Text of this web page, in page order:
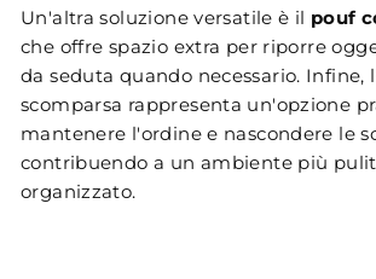
Un'altra soluzione versatile è il pouf
che offre spazio extra per riporre
da seduta quando necessario. Infine,
scomparsa rappresenta un'opzione
mantenere l'ordine e nascondere le
contribuendo a un ambiente più
organizzato.